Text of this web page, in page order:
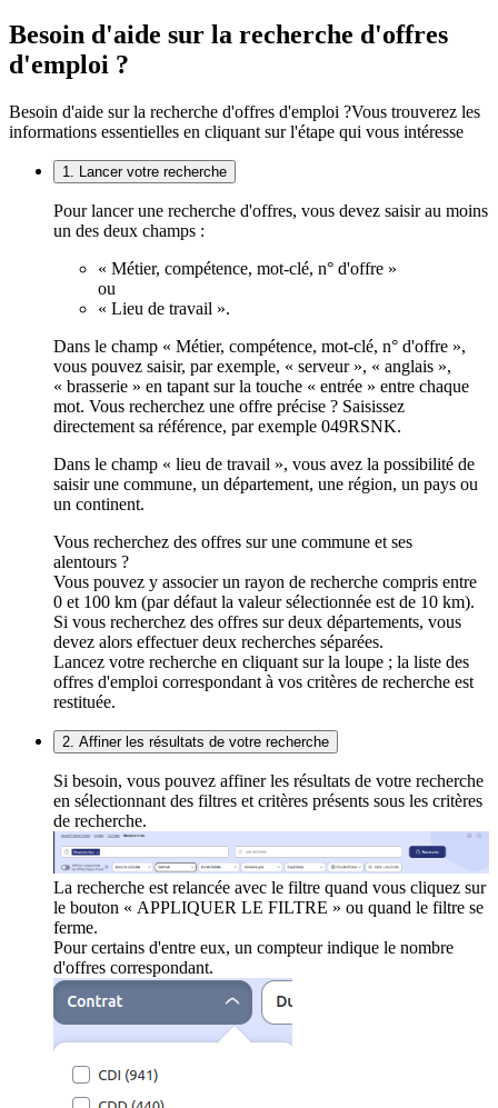
Besoin d'aide sur la recherche d'offres
d'emploi ?
Besoin d'aide sur la recherche d'offres d'emploi ?Vous trouverez les
informations essentielles en cliquant sur l'étape qui vous intéresse
1. Lancer votre recherche
Pour lancer une recherche d'offres, vous devez saisir au moins
un des deux champs :
« Métier, compétence, mot-clé, n° d'offre »
ou
« Lieu de travail ».
Dans le champ « Métier, compétence, mot-clé, n° d'offre »,
vous pouvez saisir, par exemple, « serveur », « anglais »,
« brasserie » en tapant sur la touche « entrée » entre chaque
mot. Vous recherchez une offre précise ? Saisissez
directement sa référence, par exemple 049RSNK.
Dans le champ « lieu de travail », vous avez la possibilité de
saisir une commune, un département, une région, un pays ou
un continent.
Vous recherchez des offres sur une commune et ses
alentours ?
Vous pouvez y associer un rayon de recherche compris entre
0 et 100 km (par défaut la valeur sélectionnée est de 10 km).
Si vous recherchez des offres sur deux départements, vous
devez alors effectuer deux recherches séparées.
Lancez votre recherche en cliquant sur la loupe ; la liste des
offres d'emploi correspondant à vos critères de recherche est
restituée.
2. Affiner les résultats de votre recherche
Si besoin, vous pouvez affiner les résultats de votre recherche
en sélectionnant des filtres et critères présents sous les critères
de recherche.
La recherche est relancée avec le filtre quand vous cliquez sur
le bouton « APPLIQUER LE FILTRE » ou quand le filtre se
ferme.
Pour certains d'entre eux, un compteur indique le nombre
d'offres correspondant.